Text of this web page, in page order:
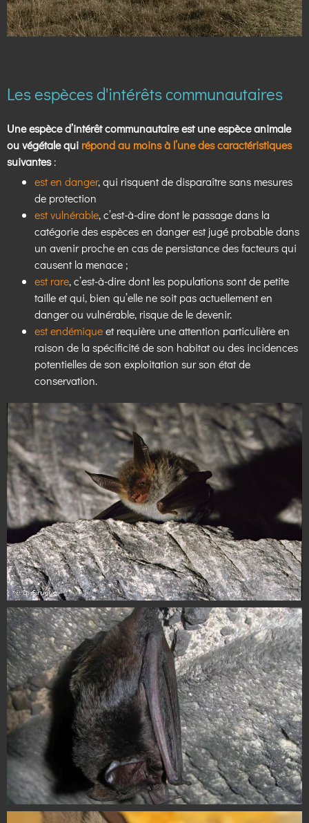
Les espèces d'intérêts communautaires
Une espèce d’intérêt communautaire est une espèce animale
ou végétale qui répond au moins à l’une des caractéristiques
suivantes:
est en danger, qui risquent de disparaître sans mesures
de protection
est vulnérable, c’est-à-dire dont le passage dans la
catégorie des espèces en danger est jugé probable dans
un avenir proche en cas de persistance des facteurs qui
causent la menace ;
est rare, c’est-à-dire dont les populations sont de petite
taille et qui, bien qu’elle ne soit pas actuellement en
danger ou vulnérable, risque de le devenir.
est endémiqueet requière une attention particulière en
raison de la spécificité de son habitat ou des incidences
potentielles de son exploitation sur son état de
conservation.